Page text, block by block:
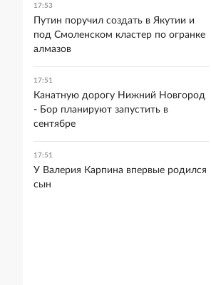
17:53
Путин поручил создать в Якутии и
под Смоленском кластер по огранке
алмазов
17:51
Канатную дорогу Нижний Новгород
- Бор планируют запустить в
сентябре
17:51
У Валерия Карпина впервые родился
сын